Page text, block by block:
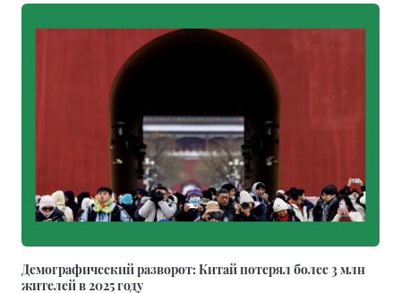
Демографический разворот: Китай потерял более 3 млн
жителей в 2025 году